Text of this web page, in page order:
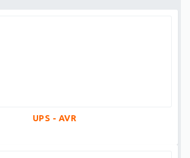
UPS - AVR